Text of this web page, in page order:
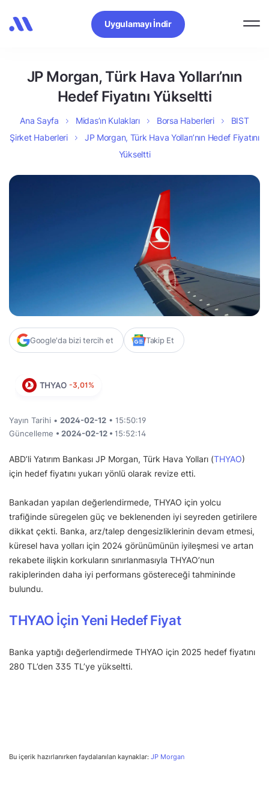
Uygulamayı İndir
JP Morgan, Türk Hava Yolları’nın
Hedef Fiyatını Yükseltti
Ana Sayfa Midas’ın Kulakları Borsa Haberleri
BIST
Şirket Haberleri
JP Morgan, Türk Hava Yolları’nın Hedef Fiyatını
Yükseltti
Google'da bizi tercih et Takip Et
THYAO -3,01%
Yayın Tarihi • 2024-02-12 • 15:50:19
Güncelleme • 2024-02-12 • 15:52:14
ABD’li Yatırım Bankası JP Morgan, Türk Hava Yolları (THYAO)
için hedef fiyatını yukarı yönlü olarak revize etti.
Bankadan yapılan değerlendirmede, THYAO için yolcu
trafiğinde süregelen güç ve beklenenden iyi seyreden getirilere
dikkat çekti. Banka, arz/talep dengesizliklerinin devam etmesi,
küresel hava yolları için 2024 görünümünün iyileşmesi ve artan
rekabete ilişkin korkuların sınırlanmasıyla THYAO’nun
rakiplerinden daha iyi performans göstereceği tahmininde
bulundu.
THYAO İçin Yeni Hedef Fiyat
Banka yaptığı değerlendirmede THYAO için 2025 hedef fiyatını
280 TL’den 335 TL’ye yükseltti.
Bu içerik hazırlanırken faydalanılan kaynaklar: JP Morgan